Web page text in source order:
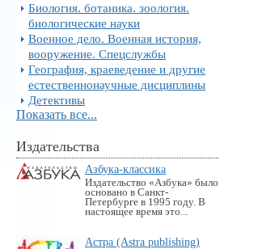
Биология. ботаника. зоология.
биологические науки
Военное дело. Военная история,
вооружение. Спецслужбы
География, краеведение и другие
естественнонаучные дисциплины
Детективы
Показать все...
Издательства
Азбука-классика
Издательство «Азбука» было
основано в Санкт-
Петербурге в 1995 году. В
настоящее время это...
Астра (Astra publishing)